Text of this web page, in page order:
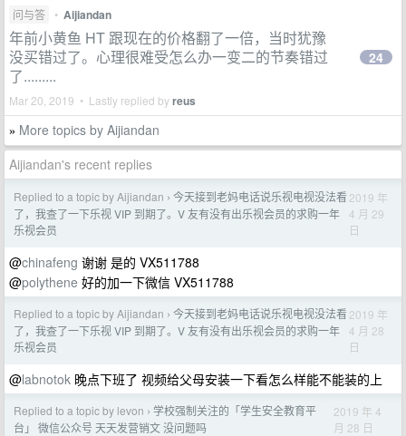
问与答 • Aijiandan
年前小黄鱼 HT 跟现在的价格翻了一倍，当时犹豫
没买错过了。心理很难受怎么办一变二的节奏错过
了.........
Mar 20, 2019 • Lastly replied byreus
24
» More topics by Aijiandan
Aijiandan's recent replies
Replied to a topic by Aijiandan › 今天接到老妈电话说乐视电视没法看
了，我查了一下乐视 VIP 到期了。V 友有没有出乐视会员的求购一年
乐视会员
2019 年
4 月 29
日
@chinafeng 谢谢 是的 VX511788
@polythene 好的加一下微信 VX511788
Replied to a topic by Aijiandan › 今天接到老妈电话说乐视电视没法看
了，我查了一下乐视 VIP 到期了。V 友有没有出乐视会员的求购一年
乐视会员
2019 年
4 月 28
日
@labnotok 晚点下班了 视频给父母安装一下看怎么样能不能装的上
Replied to a topic by levon › 学校强制关注的「学生安全教育平
台」 微信公众号 天天发营销文 没问题吗
2019 年 4
月 28 日